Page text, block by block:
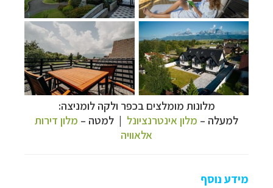
מלונות מומלצים בכפר ולקה לומניצה:
למעלה – מלון אינטרנציונל | למטה – מלון דירות
אלאוויה
מידע נוסף